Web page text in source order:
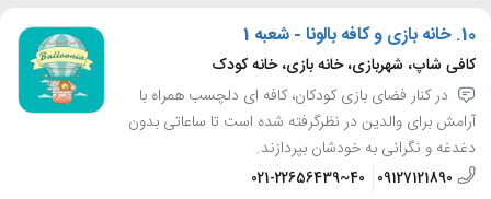
10. خانه بازی و کافه بالونا - شعبه 1
کافی شاپ، شهربازی، خانه بازی، خانه کودک
در کنار فضای بازی کودکان، کافه ای دلچسب همراه با
آرامش برای والدین در نظرگرفته شده است تا ساعاتی بدون
دغدغه و نگرانی به خودشان بپردازند.
09127121890
021-22656439~40